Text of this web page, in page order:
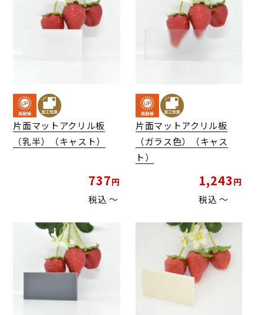
片面マットアクリル板
（乳半）（キャスト）
737
税込 〜
片面マットアクリル板
（ガラス色）（キャス
ト）
1,243
税込 〜